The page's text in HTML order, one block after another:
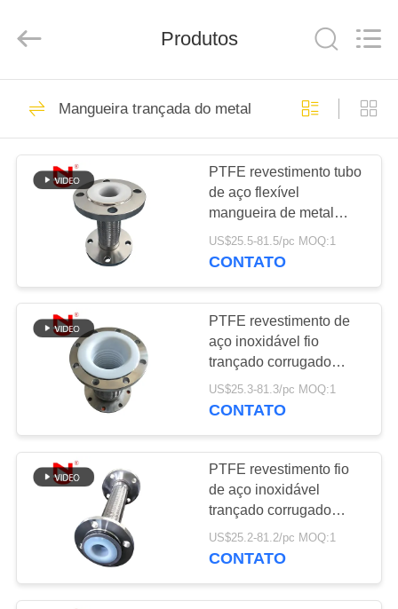
CASA
PRODUTOS
SHOW
SOBRE
EXCURSÃO
DA
FÁBRICA
CONTROLE
QUALIDADE
Songjiang
Jingning
Reserved.
Junção de
expansão de
borracha da única
esfera
175
Junção de
expansão
rosqueada
49
junção de expansão
de borracha do
epdm
33
Produtos
Mangueira trançada do metal
PTFE revestimento tubo
de aço flexível
mangueira de metal
corrugada mangueira de
gás flexível
US$25.5-81.5/pc MOQ:1
CONTATO
PTFE revestimento de
aço inoxidável fio
trançado corrugado
mangueira de ligação
flexível
US$25.3-81.3/pc MOQ:1
CONTATO
PTFE revestimento fio
de aço inoxidável
trançado corrugado
trançado tubo flexível
US$25.2-81.2/pc MOQ:1
CONTATO